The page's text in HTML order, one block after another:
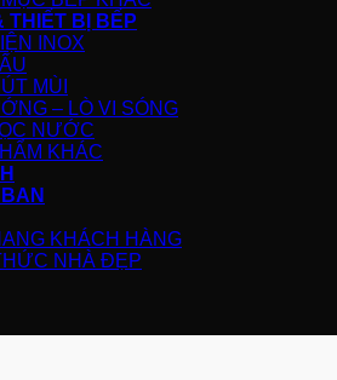
THIẾT BỊ BẾP
INOX
MÙI
– LÒ VI SÓNG
NƯỚC
KHÁC
KHÁCH HÀNG
NHÀ ĐẸP